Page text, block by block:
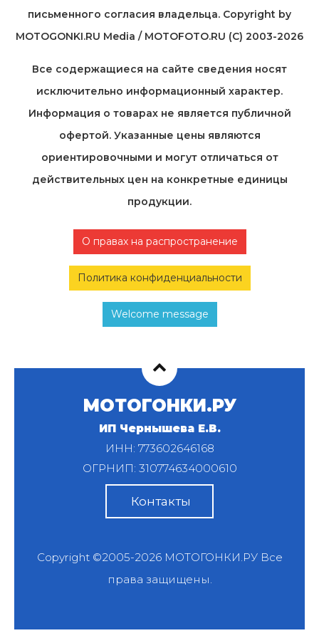
письменного согласия владельца. Copyright by
MOTOGONKI.RU Media / MOTOFOTO.RU (C) 2003-2026
Все содержащиеся на cайте сведения носят
исключительно информационный характер.
Информация о товарах не является публичной
офертой. Указанные цены являются
ориентировочными и могут отличаться от
действительных цен на конкретные единицы
продукции.
О правах на распространение
Политика конфиденциальности
Welcome message
МОТОГОНКИ.РУ
ИП Чернышева Е.В.
ИНН: 773602646168
ОГРНИП: 310774634000610
Контакты
Copyright ©2005-2026 МОТОГОНКИ.РУВсе
права защищены.